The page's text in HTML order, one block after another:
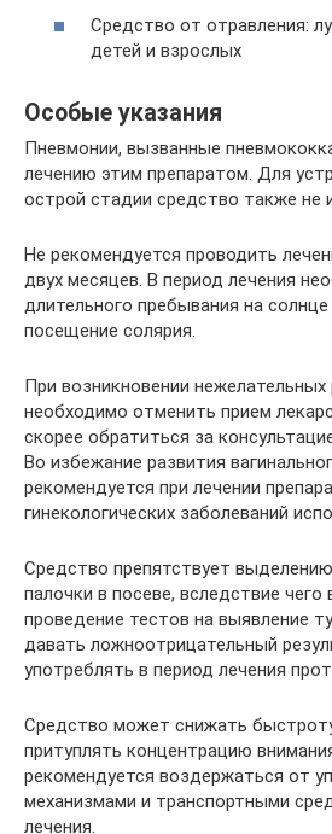
Средство от отравления:
детей и взрослых
Особые указания
Пневмонии, вызванные
лечению этим препаратом. Для
острой стадии средство также не
Не рекомендуется проводить
двух месяцев. В период лечения
длительного пребывания на
посещение солярия.
При возникновении нежелательных
необходимо отменить прием
скорее обратиться за
Во избежание развития
рекомендуется при лечении
гинекологических заболеваний
Средство препятствует
палочки в посеве, вследствие чего
проведение тестов на выявление
давать ложноотрицательный
употреблять в период лечения
Средство может снижать
притуплять концентрацию
рекомендуется воздержаться от
механизмами и транспортными
лечения.